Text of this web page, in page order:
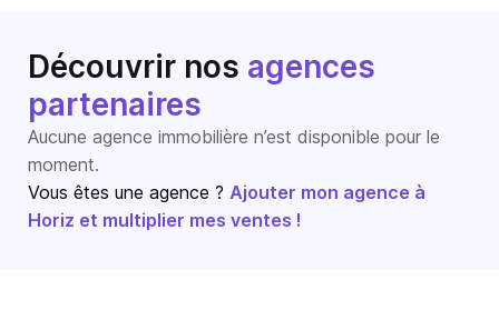
Découvrir nos agences
partenaires
Aucune agence immobilière n’est disponible pour le
moment.
Vous êtes une agence ? Ajouter mon agence à
Horiz et multiplier mes ventes !